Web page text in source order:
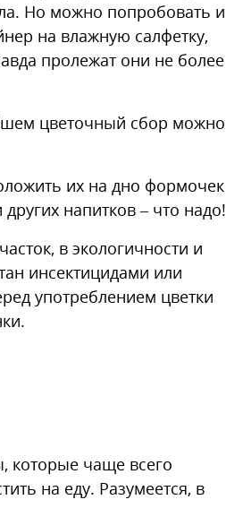
Но можно попробовать и
на влажную салфетку,
пролежат они не более
цветочный сбор можно
их на дно формочек
напитков – что надо!
в экологичности и
инсектицидами или
употреблением цветки
которые чаще всего
на еду. Разумеется, в